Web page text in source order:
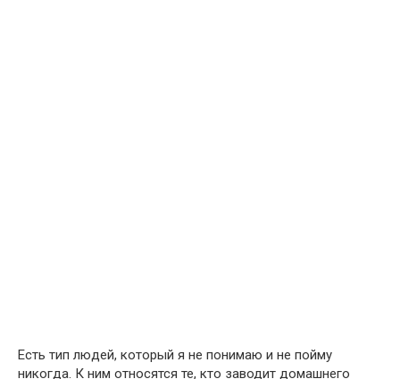
Есть тип людей, который я не понимаю и не пойму
никогда. К ним относятся те, кто заводит домашнего